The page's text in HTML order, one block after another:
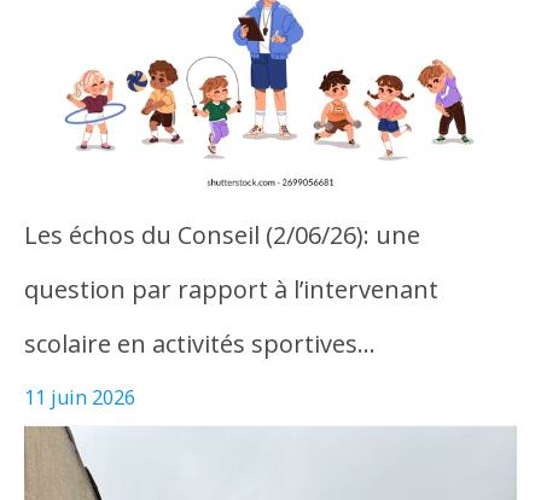
Les échos du Conseil (2/06/26): une
question par rapport à l’intervenant
scolaire en activités sportives…
11 juin 2026